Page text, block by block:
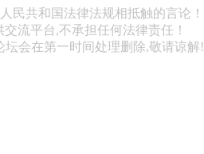
民共和国法律法规相抵触的言论！
流平台,不承担任何法律责任！
坛会在第一时间处理删除,敬请谅解!